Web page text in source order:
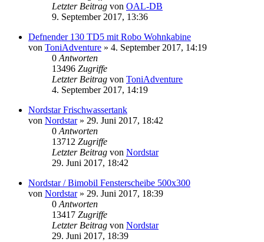
Letzter Beitrag von OAL-DB
9. September 2017, 13:36
Defnender 130 TD5 mit Robo Wohnkabine
von ToniAdventure » 4. September 2017, 14:19
0 Antworten
13496 Zugriffe
Letzter Beitrag von ToniAdventure
4. September 2017, 14:19
Nordstar Frischwassertank
von Nordstar» 29. Juni 2017, 18:42
0 Antworten
13712 Zugriffe
Letzter Beitrag von Nordstar
29. Juni 2017, 18:42
Nordstar / Bimobil Fensterscheibe 500x300
von Nordstar» 29. Juni 2017, 18:39
0 Antworten
13417 Zugriffe
Letzter Beitrag von Nordstar
29. Juni 2017, 18:39